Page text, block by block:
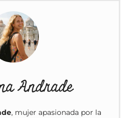
Andrade
, mujer apasionada por la